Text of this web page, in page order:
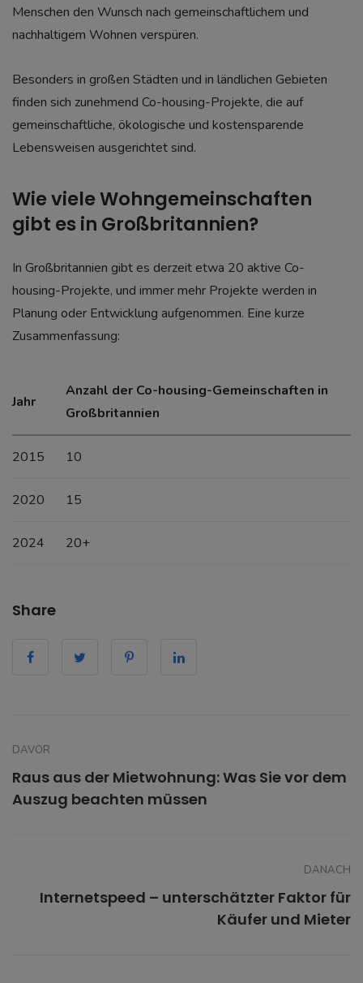
Menschen den Wunsch nach gemeinschaftlichem und
nachhaltigem Wohnen verspüren.
Besonders in großen Städten und in ländlichen Gebieten
finden sich zunehmend Co-housing-Projekte, die auf
gemeinschaftliche, ökologische und kostensparende
Lebensweisen ausgerichtet sind.
Wie viele Wohngemeinschaften
gibt es in Großbritannien?
In Großbritannien gibt es derzeit etwa 20 aktive Co-
housing-Projekte, und immer mehr Projekte werden in
Planung oder Entwicklung aufgenommen. Eine kurze
Zusammenfassung:
Jahr
Anzahl der Co-housing-Gemeinschaften in
Großbritannien
2015 10
2020 15
2024 20+
Share
DAVOR
Raus aus der Mietwohnung: Was Sie vor dem
Auszug beachten müssen
DANACH
Internetspeed – unterschätzter Faktor für
Käufer und Mieter